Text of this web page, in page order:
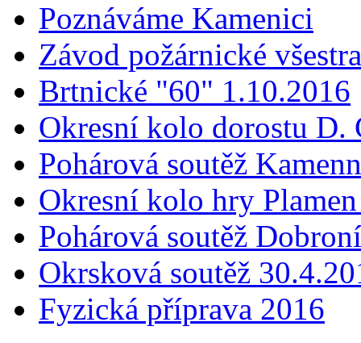
Poznáváme Kamenici
Závod požárnické
Brtnické "60" 1.10.2016
Okresní kolo dorostu D.
Pohárová soutěž
Okresní kolo hry
Pohárová soutěž
Okrsková soutěž
Fyzická příprava 2016